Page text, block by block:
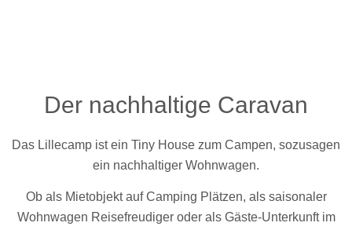
Der nachhaltige Caravan
Das Lillecamp ist ein Tiny House zum Campen, sozusagen
ein nachhaltiger Wohnwagen.
Ob als Mietobjekt auf Camping Plätzen, als saisonaler
Wohnwagen Reisefreudiger oder als Gäste-Unterkunft im